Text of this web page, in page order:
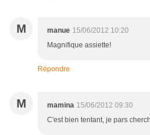
M manue 15/06/2012 10:20
Magnifique assiette!
Répondre
M mamina 15/06/2012 09:30
C'est bien tentant, je pars